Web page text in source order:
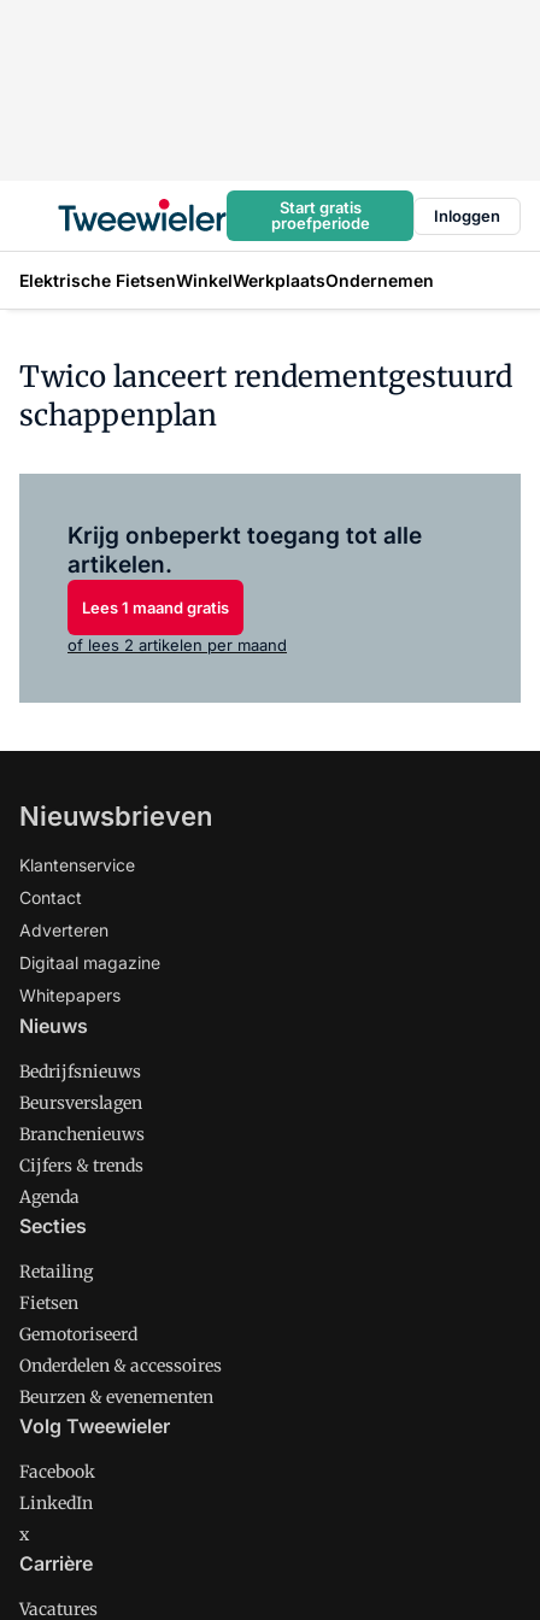
Start gratis
proefperiode
Inloggen
Elektrische FietsenWinkelWerkplaatsOndernemen
Twico lanceert rendementgestuurd
schappenplan
Krijg onbeperkt toegang tot alle
artikelen.
Lees 1 maand gratis
of lees 2 artikelen per maand
Nieuwsbrieven
Klantenservice
Contact
Adverteren
Digitaal magazine
Whitepapers
Nieuws
Bedrijfsnieuws
Beursverslagen
Branchenieuws
Cijfers & trends
Agenda
Secties
Retailing
Fietsen
Gemotoriseerd
Onderdelen & accessoires
Beurzen & evenementen
Volg Tweewieler
Facebook
LinkedIn
x
Carrière
Vacatures